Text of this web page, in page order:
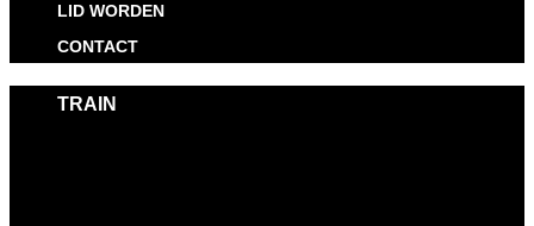
LID WORDEN
CONTACT
TRAIN